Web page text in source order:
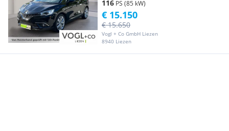
116 PS (85 kW)
Vogl + Co GmbH Liezen
8940 Liezen
€ 15.650
€ 15.150